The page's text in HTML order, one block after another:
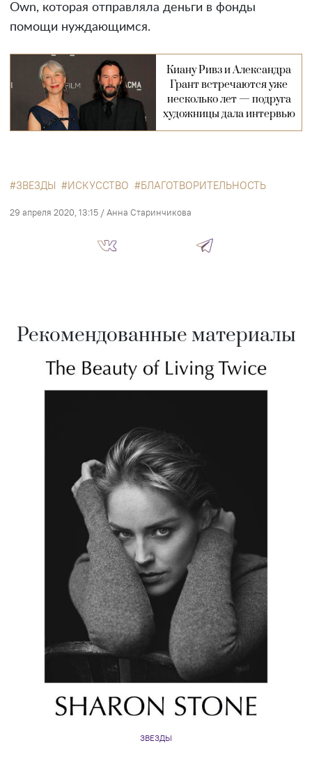
Own, которая отправляла деньги в фонды
помощи нуждающимся.
Киану Ривз и Александра
Грант встречаются уже
несколько лет — подруга
художницы дала интервью
ЗВЕЗДЫ ИСКУССТВО БЛАГОТВОРИТЕЛЬНОСТЬ
29 апреля 2020, 13:15 /Анна Старинчикова
Рекомендованные материалы
ЗВЕЗДЫ